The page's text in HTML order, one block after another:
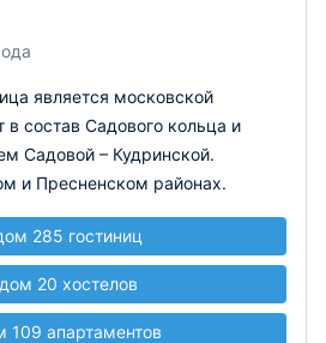
является московской
в состав Садового кольца и
Садовой – Кудринской.
и Пресненском районах.
285 гостиниц
20 хостелов
109 апартаментов